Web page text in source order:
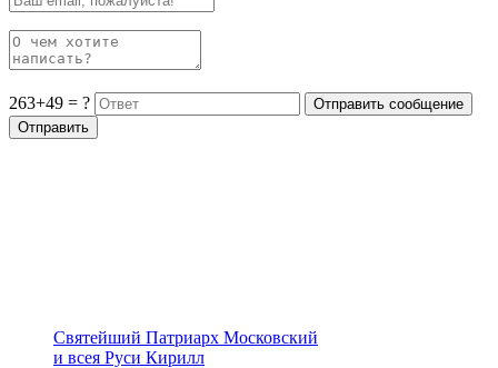
263+49 = ?
Святейший Патриарх Московский
и всея Руси Кирилл